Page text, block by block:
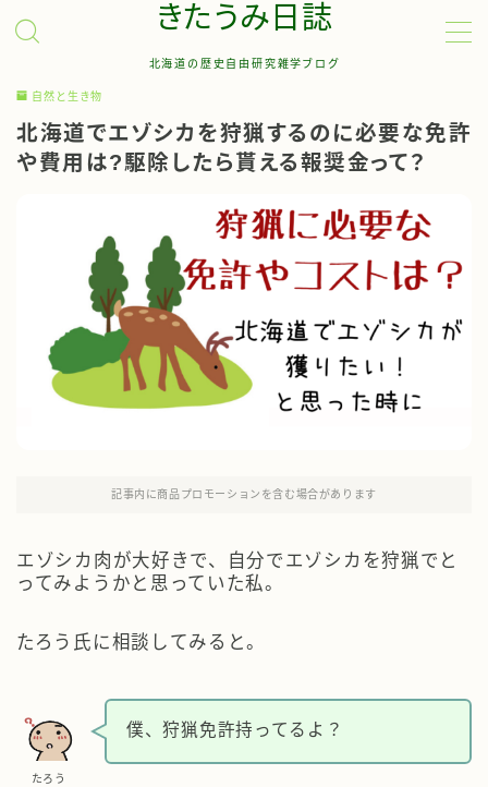
きたうみ日誌
北海道の歴史自由研究雑学ブログ
お問い合わせ
サイトマップ
自然と生き物
北海道でエゾシカを狩猟するのに必要な免許
や費用は?駆除したら貰える報奨金って？
記事内に商品プロモーションを含む場合があります
エゾシカ肉が大好きで、自分でエゾシカを狩猟でと
ってみようかと思っていた私。
たろう氏に相談してみると。
たろう
僕、狩猟免許持ってるよ？